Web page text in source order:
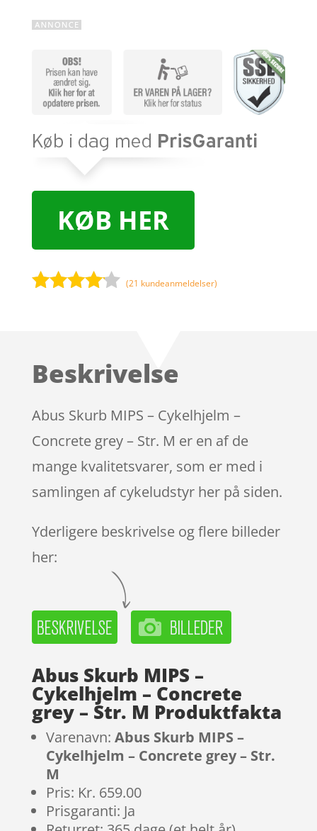
KØB HER
på
ømmels
er
(21 kundeanmeldelser)
Beskrivelse
Abus Skurb MIPS – Cykelhjelm –
Concrete grey – Str. M er en af de
mange kvalitetsvarer, som er med i
samlingen af cykeludstyr her på siden.
Yderligere beskrivelse og flere billeder
her:
Abus Skurb MIPS –
Cykelhjelm – Concrete
grey – Str. M Produktfakta
Varenavn: Abus Skurb MIPS –
Cykelhjelm – Concrete grey – Str.
M
Pris: Kr. 659.00
Prisgaranti: Ja